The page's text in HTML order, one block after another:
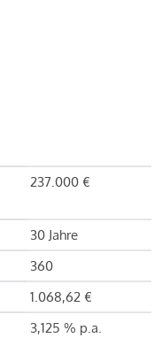
237.000 €
30 Jahre
360
1.068,62 €
3,125 % p.a.